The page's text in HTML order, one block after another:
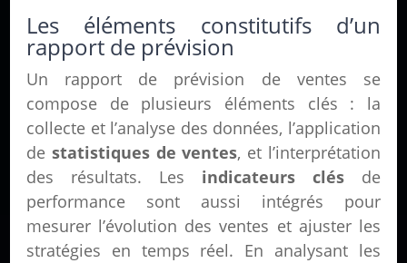
Les éléments constitutifs d’un
rapport de prévision
Un rapport de prévision de ventes se
compose de plusieurs éléments clés : la
collecte et l’analyse des données, l’application
destatistiques de ventes, et l’interprétation
des résultats. Les indicateurs clésde
performance sont aussi intégrés pour
mesurer l’évolution des ventes et ajuster les
stratégies en temps réel. En analysant les